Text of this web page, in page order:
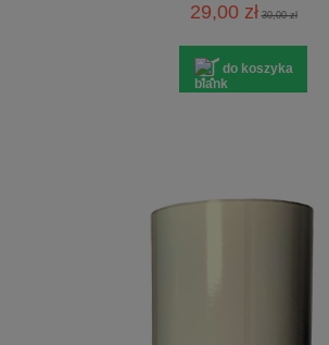
29,00 zł 30,00 zł
do koszyka